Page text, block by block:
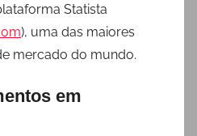
Statista
), uma das maiores
mercado do mundo.
em